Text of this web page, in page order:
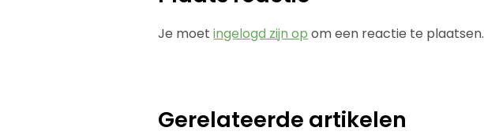
Je moetingelogd zijn op om een reactie te plaatsen.
Gerelateerde artikelen